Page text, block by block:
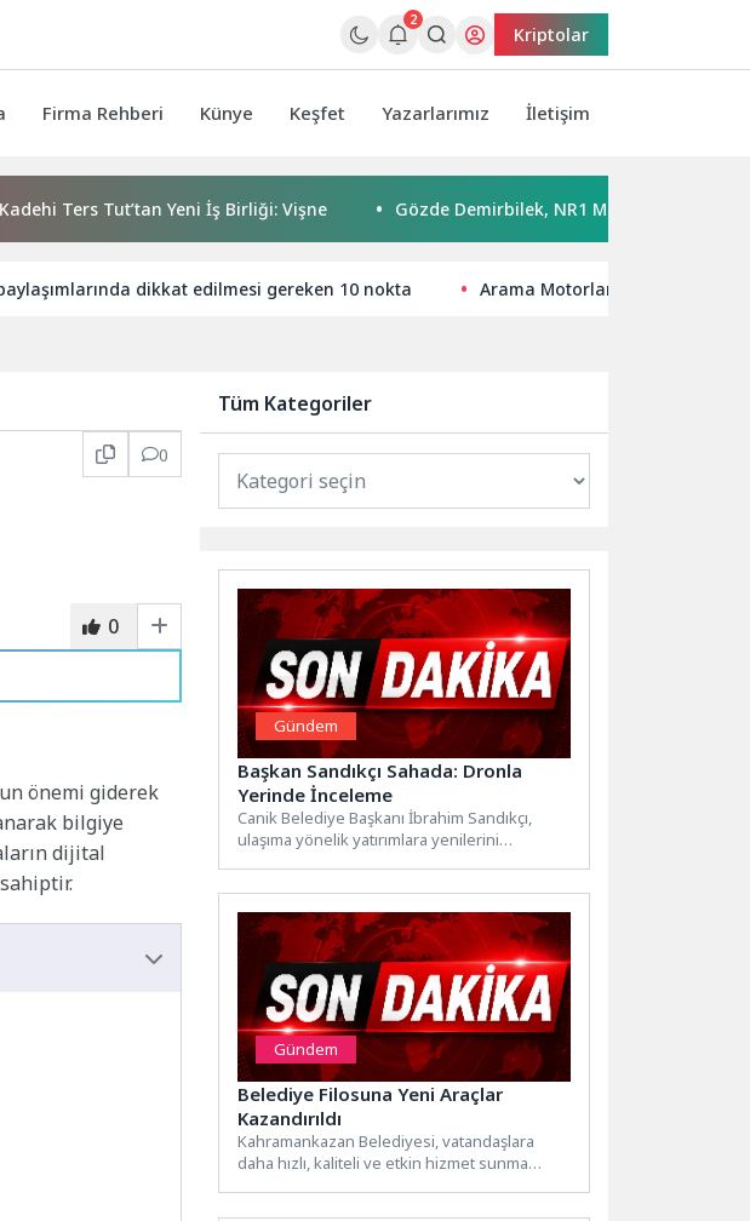
2
Kriptolar
Firma Rehberi Künye Keşfet Yazarlarımız İletişim
Tut’tan Yeni İş Birliği: Vişne Gözde Demirbilek, NR1 Magazin’de: ‘Son assolist
dikkat edilmesi gereken 10 nokta Arama Motorları İçin Etkili SEO
0
0
önemi giderek
bilgiye
dijital
Tüm Kategoriler
Gündem
Başkan Sandıkçı Sahada: Dronla
Yerinde İnceleme
Canik Belediye Başkanı İbrahim Sandıkçı,
ulaşıma yönelik yatırımlara yenilerini
Gündem
Belediye Filosuna Yeni Araçlar
Kazandırıldı
Kahramankazan Belediyesi, vatandaşlara
daha hızlı, kaliteli ve etkin hizmet sunma